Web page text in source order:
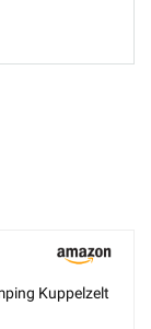
Kuppelzelt